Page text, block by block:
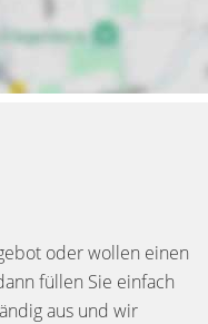
oder wollen einen
füllen Sie einfach
aus und wir